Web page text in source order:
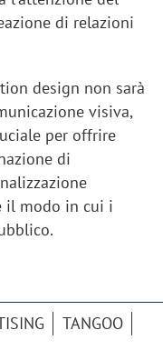
di relazioni
design non sarà
visiva,
per offrire
di
il modo in cui i
TANGOO